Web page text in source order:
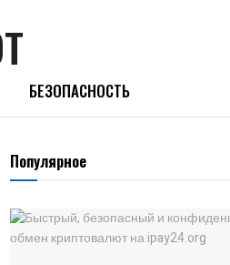
БЕЗОПАСНОСТЬ
Популярное